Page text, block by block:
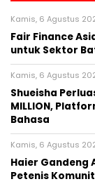
Kamis, 6 Agustus
Fair Finance
untuk Sektor
Kamis, 6 Agustus
Shueisha
MILLION,
Bahasa
Kamis, 6 Agustus
Haier Gandeng
Petenis